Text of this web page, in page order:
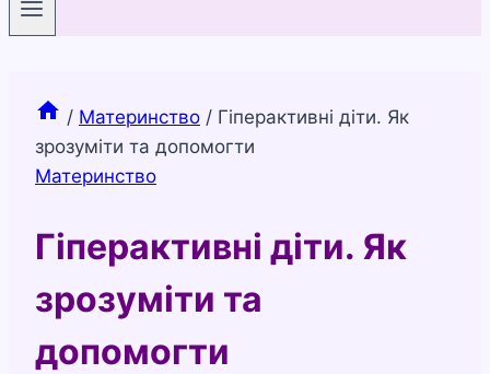
/ Материнство / Гіперактивні діти. Як
зрозуміти та допомогти
Материнство
Гіперактивні діти. Як
зрозуміти та
допомогти